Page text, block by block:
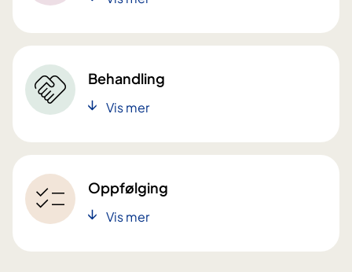
Behandling
Vis mer
Oppfølging
Vis mer